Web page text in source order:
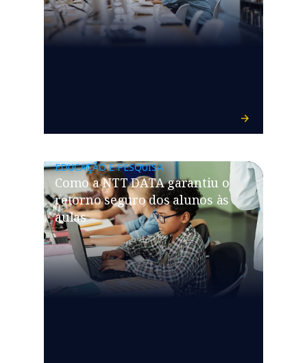
EDUCAÇÃO E PESQUISA
Como a NTT DATA garantiu o
retorno seguro dos alunos às
aulas